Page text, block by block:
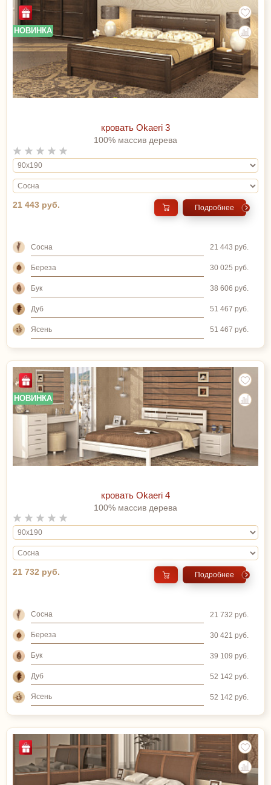
НОВИНКА
кровать Okaeri 3
100% массив дерева
21 443 руб. Подробнее
Сосна 21 443 руб.
Береза 30 025 руб.
Бук 38 606 руб.
Дуб 51 467 руб.
Ясень 51 467 руб.
НОВИНКА
кровать Okaeri 4
100% массив дерева
21 732 руб. Подробнее
Сосна 21 732 руб.
Береза 30 421 руб.
Бук 39 109 руб.
Дуб 52 142 руб.
Ясень 52 142 руб.